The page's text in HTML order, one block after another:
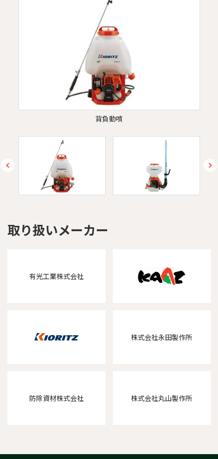
背負動噴
取り扱いメーカー
有光工業株式会社
株式会社永田製作所
防除資材株式会社 株式会社丸山製作所